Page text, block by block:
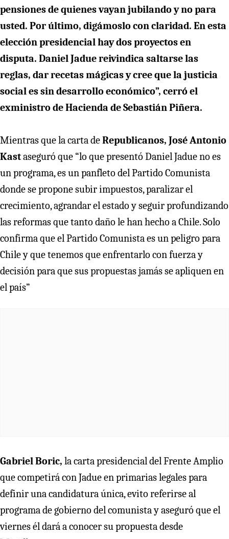
pensiones de quienes vayan jubilando y no para
usted. Por último, digámoslo con claridad. En esta
elección presidencial hay dos proyectos en
disputa. Daniel Jadue reivindica saltarse las
reglas, dar recetas mágicas y cree que la justicia
social es sin desarrollo económico”, cerró el
exministro de Hacienda de Sebastián Piñera.
Mientras que la carta deRepublicanos, José Antonio
Kastaseguró que “lo que presentó Daniel Jadue no es
un programa, es un panfleto del Partido Comunista
donde se propone subir impuestos, paralizar el
crecimiento, agrandar el estado y seguir profundizando
las reformas que tanto daño le han hecho a Chile. Solo
confirma que el Partido Comunista es un peligro para
Chile y que tenemos que enfrentarlo con fuerza y
decisión para que sus propuestas jamás se apliquen en
el país”
Gabriel Boric, la carta presidencial del Frente Amplio
que competirá con Jadue en primarias legales para
definir una candidatura única, evito referirse al
programa de gobierno del comunista y aseguró que el
viernes él dará a conocer su propuesta desde